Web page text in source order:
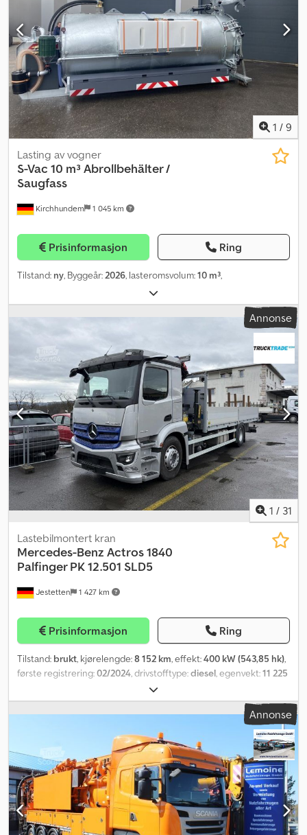
1 / 9
Kirchhundem 1 045 km
Lasting av vogner
S-Vac 10 m³ Abrollbehälter /
Saugfass
Prisinformasjon Ring
Tilstand: ny, Byggeår:2026, lasteromsvolum:10 m³,
Annonse
1 / 31
Jestetten 1 427 km
Lastebilmontert kran
Mercedes-Benz Actros 1840
Palfinger PK 12.501 SLD5
Prisinformasjon Ring
Tilstand: brukt, kjørelengde:8 152 km, effekt:400 kW (543,85 hk),
første registrering:02/2024, drivstofftype:diesel, egenvekt:11 225
, totalvekt:
akselkonfigurasjon:4x2, neste kontroll (TÜV):02/2024, førerhus:
daghytte, girtype:automatisk, utslippsklasse:Euro 6, antall seter:
, driftsvekt:
aircondition, kran
Annonse